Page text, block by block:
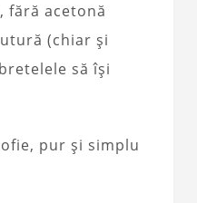
fără acetonă
(chiar și
să își
pur și simplu